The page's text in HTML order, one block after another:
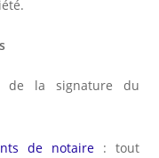
la signature du
de notaire : tout